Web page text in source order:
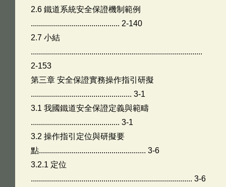
2.6 鐵道系統安全保證機制範例
............................................ 2-140
2.7 小結
.....................................................................................
2-153
第三章 安全保證實務操作指引研擬
.................................................. 3-1
3.1 我國鐵道安全保證定義與範疇
............................................ 3-1
3.2 操作指引定位與研擬要
點..................................................... 3-6
3.2.1 定位
................................................................................ 3-6